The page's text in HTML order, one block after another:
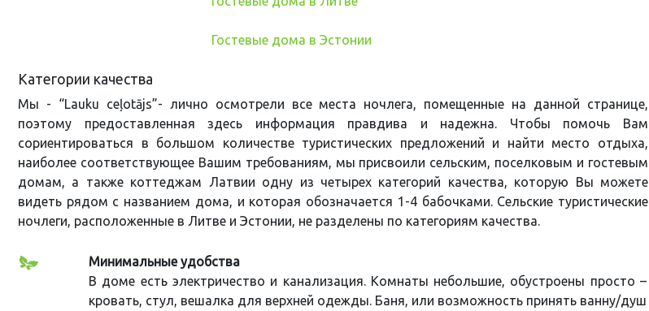
Гостевые дома в Эстонии
Категории качества
Мы - “Lauku ceļotājs”- лично осмотрели все места ночлега, помещенные на данной странице,
поэтому предоставленная здесь информация правдива и надежна. Чтобы помочь Вам
сориентироваться в большом количестве туристических предложений и найти место отдыха,
наиболее соответствующее Вашим требованиям, мы присвоили сельским, поселковым и гостевым
домам, а также коттеджам Латвии одну из четырех категорий качества, которую Вы можете
видеть рядом с названием дома, и которая обозначается 1-4 бабочками. Сельские туристические
ночлеги, расположенные в Литве и Эстонии, не разделены по категориям качества.
Минимальные удобства
В доме есть электричество и канализация. Комнаты небольшие, обустроены просто –
кровать, стул, вешалка для верхней одежды. Баня, или возможность принять ванну/душ